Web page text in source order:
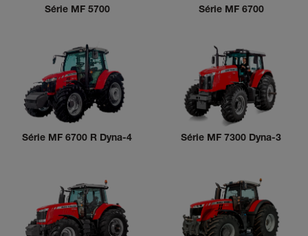
Série MF 5700 Série MF 6700
Série MF 6700 R Dyna-4 Série MF 7300 Dyna-3